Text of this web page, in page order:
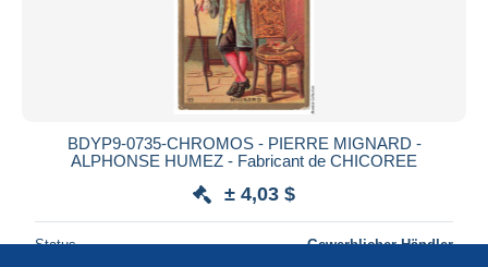
BDYP9-0735-CHROMOS - PIERRE MIGNARD -
ALPHONSE HUMEZ - Fabricant de CHICOREE
± 4,03 $
Status Gewerblicher Händler